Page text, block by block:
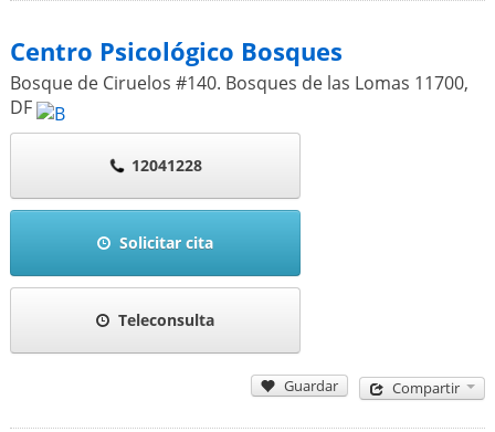
Centro Psicológico Bosques
Bosque de Ciruelos #140. Bosques de las Lomas 11700,
DF
12041228
Solicitar cita
Teleconsulta
Guardar Compartir